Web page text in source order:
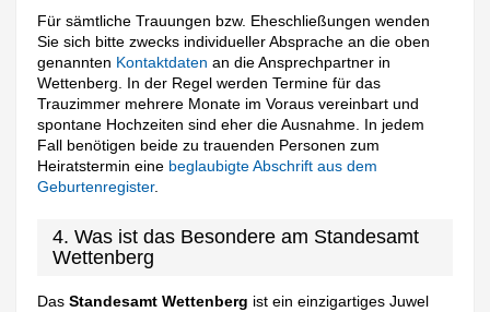
Für sämtliche Trauungen bzw. Eheschließungen wenden
Sie sich bitte zwecks individueller Absprache an die oben
genannten Kontaktdaten an die Ansprechpartner in
Wettenberg. In der Regel werden Termine für das
Trauzimmer mehrere Monate im Voraus vereinbart und
spontane Hochzeiten sind eher die Ausnahme. In jedem
Fall benötigen beide zu trauenden Personen zum
Heiratstermin eine beglaubigte Abschrift aus dem
Geburtenregister.
4. Was ist das Besondere am Standesamt
Wettenberg
DasStandesamt Wettenberg ist ein einzigartiges Juwel